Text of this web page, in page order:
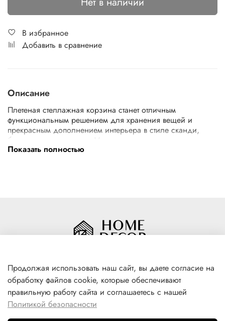
В избранное
Добавить в сравнение
Описание
Плетеная стеллажная корзина станет отличным
функциональным решением для хранения вещей и
прекрасным дополнением интерьера в стиле сканди,
бохо или минимализм. Материал изготовления корзины:
пшеничная солома, хлопковый шнур.
Показать полностью
+7(996) 316 00 81
г. Якутск, ул. Лермонтова 102
Продолжая использовать наш сайт, вы даете согласие на
обработку файлов cookie, которые обеспечивают
правильную работу сайта и соглашаетесь с нашей
Политикой безопасности